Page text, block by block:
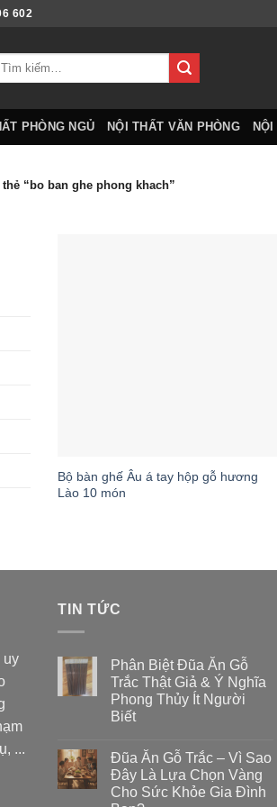
602
PHÒNG NGỦ NỘI THẤT VĂN PHÒNG
“bo ban ghe phong khach”
Bộ bàn ghế Âu á tay hộp gỗ hương
Lào 10 món
uy
...
TIN TỨC
Phân Biệt Đũa Ăn Gỗ
Trắc Thật Giả & Ý Nghĩa
Phong Thủy Ít Người
Biết
Đũa Ăn Gỗ Trắc – Vì Sao
Đây Là Lựa Chọn Vàng
Cho Sức Khỏe Gia Đình